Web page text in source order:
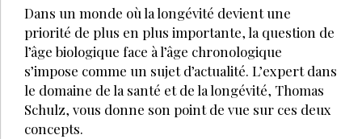
Dans un monde où la longévité devient une
priorité de plus en plus importante, la question de
l’âge biologique face à l’âge chronologique
s’impose comme un sujet d’actualité. L’expert dans
le domaine de la santé et de la longévité, Thomas
Schulz, vous donne son point de vue sur ces deux
concepts.